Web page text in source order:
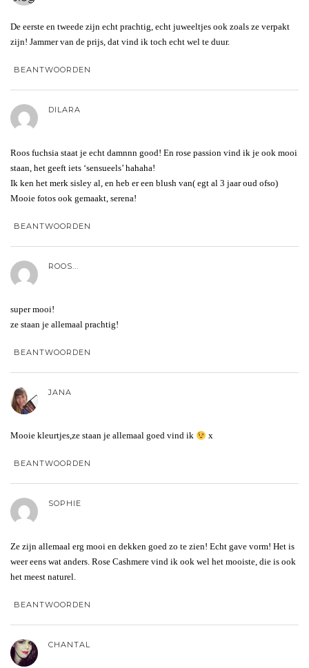
De eerste en tweede zijn echt prachtig, echt juweeltjes ook zoals ze verpakt
zijn! Jammer van de prijs, dat vind ik toch echt wel te duur.
BEANTWOORDEN
DILARA
Roos fuchsia staat je echt damnnn good! En rose passion vind ik je ook mooi
staan, het geeft iets ‘sensueels’ hahaha!
Ik ken het merk sisley al, en heb er een blush van( egt al 3 jaar oud ofso)
Mooie fotos ook gemaakt, serena!
BEANTWOORDEN
ROOS...
super mooi!
ze staan je allemaal prachtig!
BEANTWOORDEN
JANA
Mooie kleurtjes,ze staan je allemaal goed vind ik x
BEANTWOORDEN
SOPHIE
Ze zijn allemaal erg mooi en dekken goed zo te zien! Echt gave vorm! Het is
weer eens wat anders. Rose Cashmere vind ik ook wel het mooiste, die is ook
het meest naturel.
BEANTWOORDEN
CHANTAL